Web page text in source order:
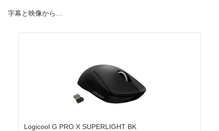
字幕と映像から…
Logicool G PRO X SUPERLIGHT BK